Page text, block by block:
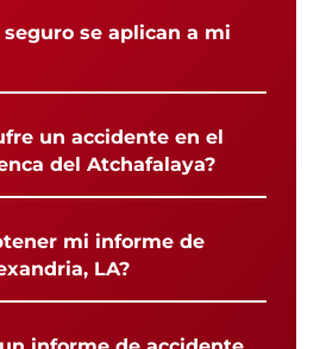
seguro se aplican a mi
un accidente en el
del Atchafalaya?
mi informe de
LA?